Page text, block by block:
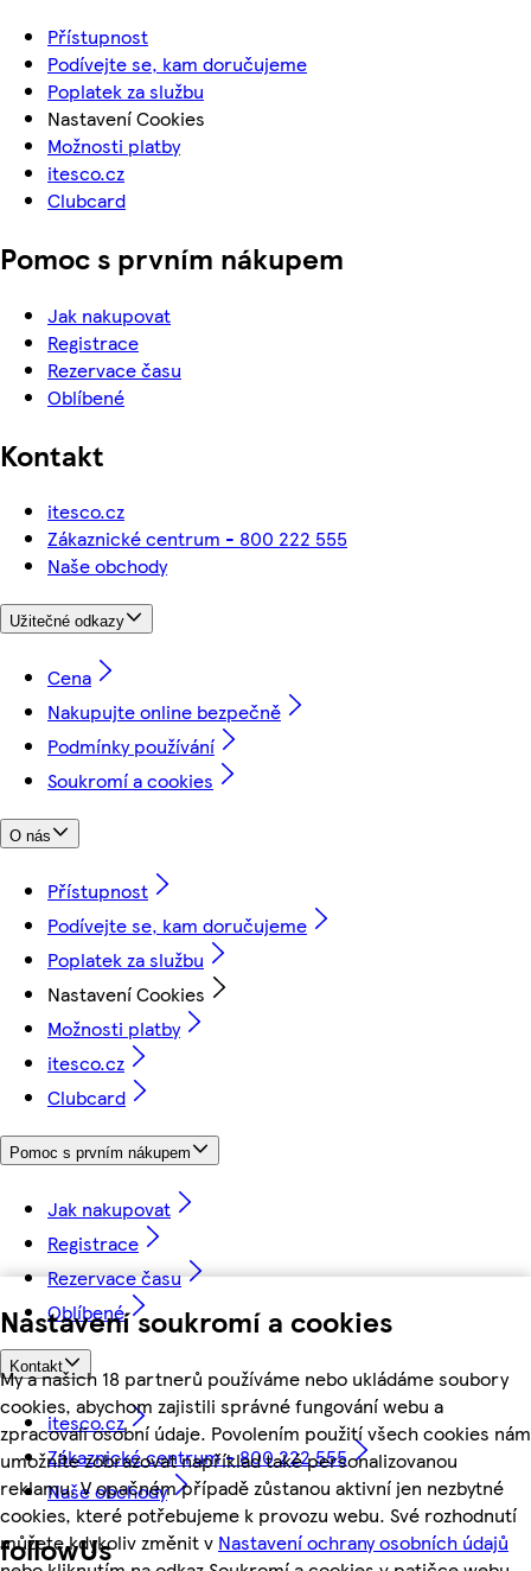
Nastavení soukromí a cookies
My a našich 18 partnerů používáme nebo ukládáme soubory
cookies, abychom zajistili správné fungování webu a
zpracovali osobní údaje. Povolením použití všech cookies nám
umožníte zobrazovat například také personalizovanou
reklamu. V opačném případě zůstanou aktivní jen nezbytné
cookies, které potřebujeme k provozu webu. Své rozhodnutí
můžete kdykoliv změnit v Nastavení ochrany osobních údajů
Přístupnost
Podívejte se, kam doručujeme
Poplatek za službu
Nastavení Cookies
Možnosti platby
itesco.cz
Clubcard
Pomoc s prvním nákupem
Jak nakupovat
Registrace
Rezervace času
Oblíbené
Kontakt
itesco.cz
Zákaznické centrum - 800 222 555
Naše obchody
Užitečné odkazy
Cena
Nakupujte online bezpečně
Podmínky používání
Soukromí a cookies
O nás
Přístupnost
Podívejte se, kam doručujeme
Poplatek za službu
Nastavení Cookies
Možnosti platby
itesco.cz
Clubcard
Pomoc s prvním nákupem
Jak nakupovat
Registrace
Rezervace času
Oblíbené
Kontakt
itesco.cz
Zákaznické centrum - 800 222 555
Naše obchody
followUs